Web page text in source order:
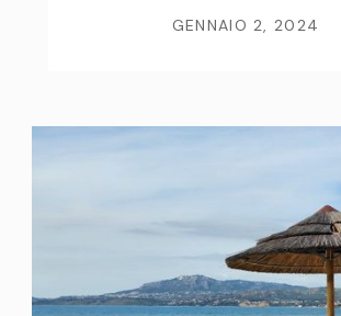
GENNAIO 2, 2024